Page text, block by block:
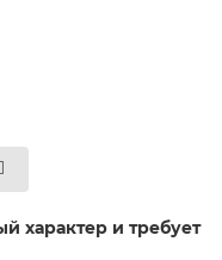
характер и требует